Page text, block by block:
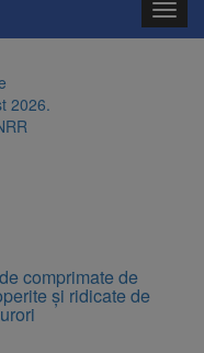
2026.
a
și
comprimate de
și ridicate de